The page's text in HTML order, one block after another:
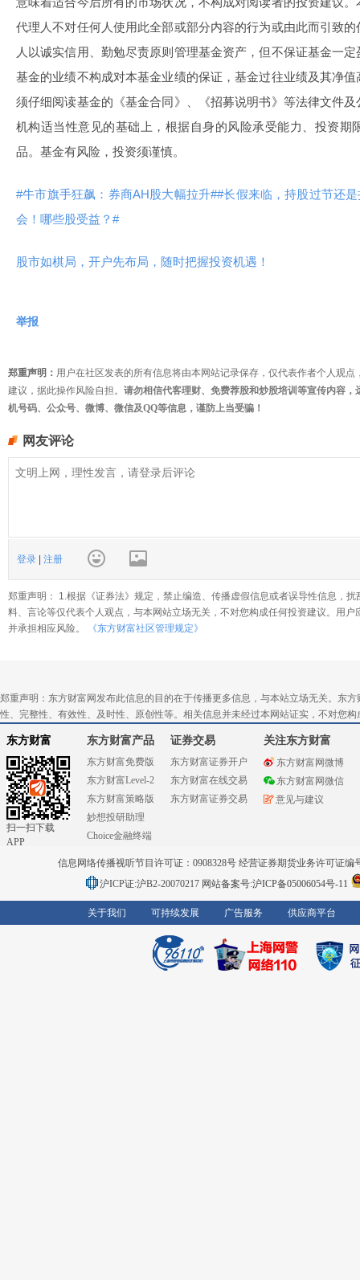
代理人不对任何人使用此全部或部分内容的行为或由此而引致
人以诚实信用、勤勉尽责原则管理基金资产，但不保证基金一
基金的业绩不构成对本基金业绩的保证，基金过往业绩及其净
须仔细阅读基金的《基金合同》、《招募说明书》等法律文件
机构适当性意见的基础上，根据自身的风险承受能力、投资期
品。基金有风险，投资须谨慎。
#牛市旗手狂飙：券商AH股大幅拉升##长假来临，持股过节还
会！哪些股受益？#
股市如棋局，开户先布局，随时把握投资机遇！
举报
郑重声明： 用户在社区发表的所有信息将由本网站记录保存，仅代表作者个人观
建议，据此操作风险自担。 请勿相信代客理财、免费荐股和炒股培训等宣传内容
机号码、公众号、微博、微信及QQ等信息，谨防上当受骗！
网友评论
登录 注册
郑重声明： 1.根据《证券法》规定，禁止编造、传播虚假信息或者误导性信息，
料、言论等仅代表个人观点，与本网站立场无关，不对您构成任何投资建议。用
并承担相应风险。
《东方财富社区管理规定》
郑重声明：东方财富网发布此信息的目的在于传播更多信息，与本站立场无关。东
性、完整性、有效性、及时性、原创性等。相关信息并未经过本网站证实，不对您
东方财富
扫一扫下载
APP
东方财富产品
东方财富免费版
东方财富Level-2
东方财富策略版
妙想投研助理
Choice金融终端
证券交易
东方财富证券开户
东方财富在线交易
东方财富证券交易
关注东方财富
东方财富网微博
东方财富网微信
意见与建议
信息网络传播视听节目许可证：0908328号 经营证券期货业务许可证编
沪ICP证:沪B2-20070217 网站备案号:沪ICP备05006054号-11
关于我们 可持续发展 广告服务 供应商平台